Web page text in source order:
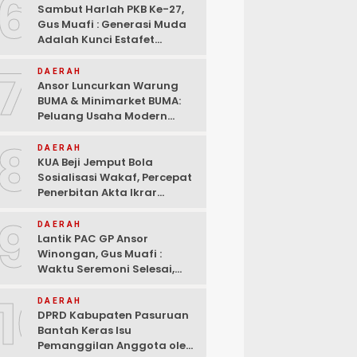
Sambut Harlah PKB Ke-27,
Gus Muafi : Generasi Muda
Adalah Kunci Estafet
Kebangkitan
DAERAH
Ansor Luncurkan Warung
BUMA & Minimarket BUMA:
Peluang Usaha Modern
dan Bank Mandiri
DAERAH
KUA Beji Jemput Bola
Sosialisasi Wakaf, Percepat
Penerbitan Akta Ikrar
DAERAH
Lantik PAC GP Ansor
Winongan, Gus Muafi :
Waktu Seremoni Selesai,
DAERAH
DPRD Kabupaten Pasuruan
Bantah Keras Isu
Pemanggilan Anggota oleh